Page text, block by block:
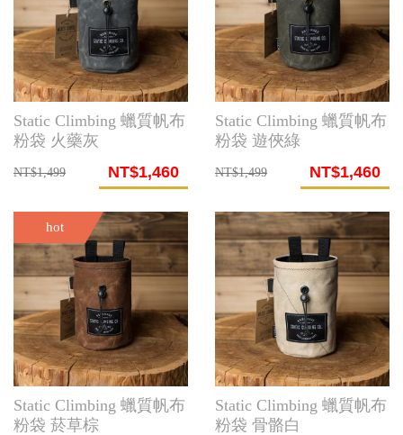
Static Climbing 蠟質帆布
粉袋 火藥灰
NT$1,499 NT$1,460
Static Climbing 蠟質帆布
粉袋 遊俠綠
NT$1,499 NT$1,460
hot
Static Climbing 蠟質帆布
粉袋 菸草棕
Static Climbing 蠟質帆布
粉袋 骨骼白